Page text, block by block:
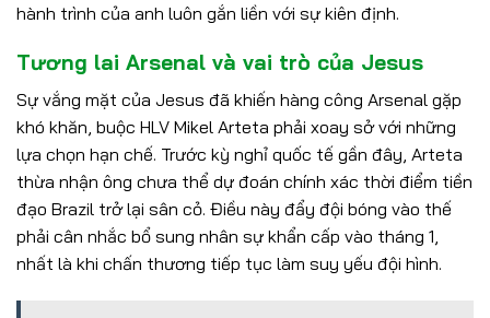
hành trình của anh luôn gắn liền với sự kiên định.
Tương lai Arsenal và vai trò của Jesus
Sự vắng mặt của Jesus đã khiến hàng công Arsenal gặp
khó khăn, buộc HLV Mikel Arteta phải xoay sở với những
lựa chọn hạn chế. Trước kỳ nghỉ quốc tế gần đây, Arteta
thừa nhận ông chưa thể dự đoán chính xác thời điểm tiền
đạo Brazil trở lại sân cỏ. Điều này đẩy đội bóng vào thế
phải cân nhắc bổ sung nhân sự khẩn cấp vào tháng 1,
nhất là khi chấn thương tiếp tục làm suy yếu đội hình.